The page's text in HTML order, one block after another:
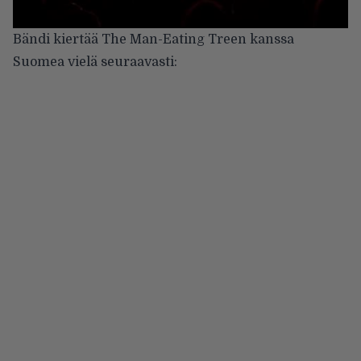
Bändi kiertää The Man-Eating Treen kanssa
Suomea vielä seuraavasti: